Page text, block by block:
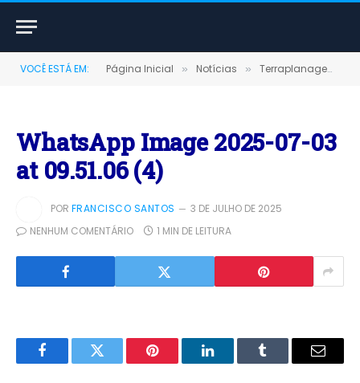
VOCÊ ESTÁ EM: Página Inicial » Notícias » Terraplanagem para construção da UBS Jamari avança em ritmo acelerado em Terra Santa
WhatsApp Image 2025-07-03
at 09.51.06 (4)
POR FRANCISCO SANTOS
3 DE JULHO DE 2025
NENHUM COMENTÁRIO
1 MIN DE LEITURA
FacebookTwitter Pinterest LinkedInTumblr
E-